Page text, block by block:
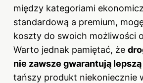
między kategoriami
standardową a premium,
koszty do swoich możliwości
Warto jednak pamiętać, że
nie zawsze gwarantują
tańszy produkt niekoniecznie